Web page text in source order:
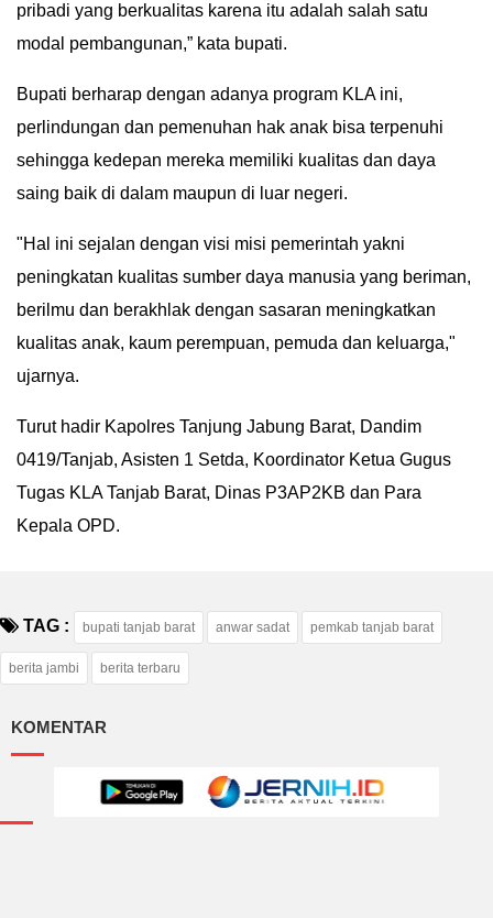
ADVERTORIAL
INDEKS
BERITA
pribadi yang berkualitas karena itu adalah salah satu
modal pembangunan,” kata bupati.
Bupati berharap dengan adanya program KLA ini,
perlindungan dan pemenuhan hak anak bisa terpenuhi
sehingga kedepan mereka memiliki kualitas dan daya
saing baik di dalam maupun di luar negeri.
"Hal ini sejalan dengan visi misi pemerintah yakni
peningkatan kualitas sumber daya manusia yang beriman,
berilmu dan berakhlak dengan sasaran meningkatkan
kualitas anak, kaum perempuan, pemuda dan keluarga,"
ujarnya.
Turut hadir Kapolres Tanjung Jabung Barat, Dandim
0419/Tanjab, Asisten 1 Setda, Koordinator Ketua Gugus
Tugas KLA Tanjab Barat, Dinas P3AP2KB dan Para
Kepala OPD.
TAG : bupati tanjab barat anwar sadat pemkab tanjab barat
berita jambi berita terbaru
KOMENTAR